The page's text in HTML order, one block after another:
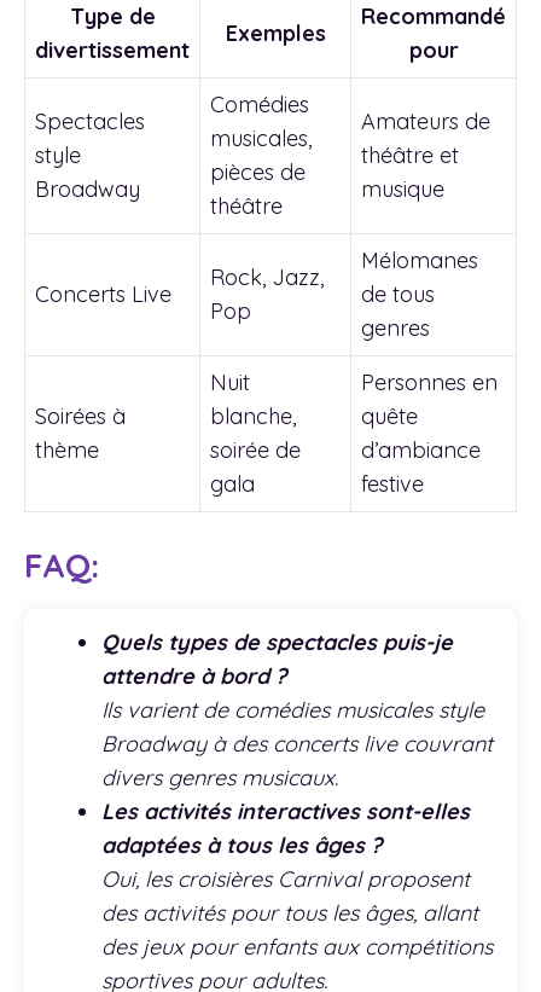
Type de
divertissement
Exemples
Recommandé
pour
Spectacles
style
Broadway
Comédies
musicales,
pièces de
théâtre
Amateurs de
théâtre et
musique
Concerts Live
Rock, Jazz,
Pop
Mélomanes
de tous
genres
Soirées à
thème
Nuit
blanche,
soirée de
gala
Personnes en
quête
d’ambiance
festive
FAQ:
Quels types de spectacles puis-je
attendre à bord ?
Ils varient de comédies musicales style
Broadway à des concerts live couvrant
divers genres musicaux.
Les activités interactives sont-elles
adaptées à tous les âges ?
Oui, les croisières Carnival proposent
des activités pour tous les âges, allant
des jeux pour enfants aux compétitions
sportives pour adultes.